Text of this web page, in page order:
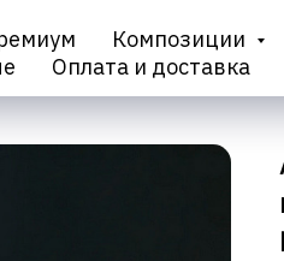
Композиции
Оплата и доставка